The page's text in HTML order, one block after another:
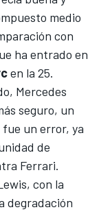
medio
con
ha entrado en
en la 25.
Mercedes
seguro, un
un error, ya
de
Ferrari.
con la
degradación